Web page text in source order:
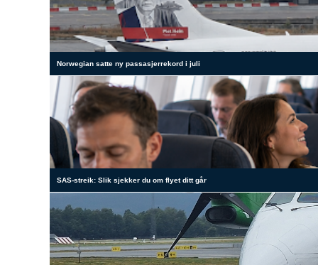
Norwegian satte ny passasjerrekord i juli
SAS-streik: Slik sjekker du om flyet ditt går